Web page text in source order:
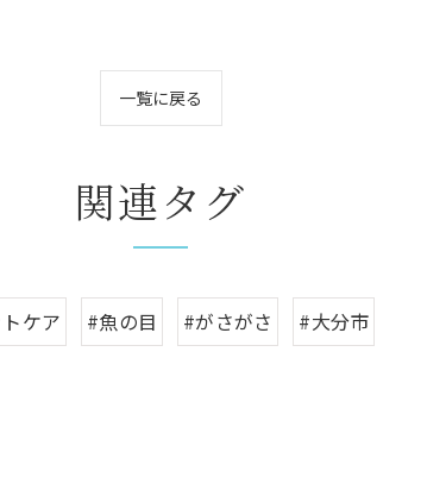
一覧に戻る
関連タグ
ケア #魚の目 #がさがさ #大分市